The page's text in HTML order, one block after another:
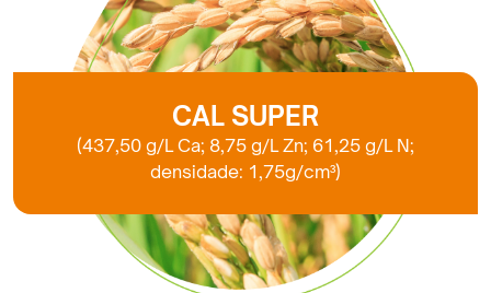
CAL SUPER
(437,50 g/L Ca; 8,75 g/L Zn; 61,25 g/L N;
densidade: 1,75g/cm³)